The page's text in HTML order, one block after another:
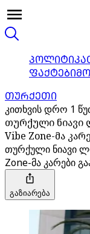
ᲞᲝᲚᲘᲢᲘᲙᲐ
ᲤᲐᲥᲢᲔᲑᲘ
ᲗᲣᲠᲥᲔᲗᲘ
კითხვის დრო 1
თურქული ნიავი
Vibe Zone-მა
თურქული ნიავი
Zone-მა კარები
გაზიარება